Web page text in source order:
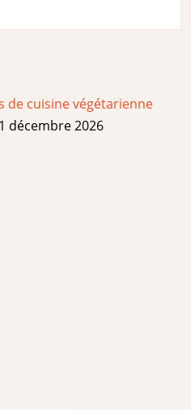
de cuisine végétarienne
décembre 2026